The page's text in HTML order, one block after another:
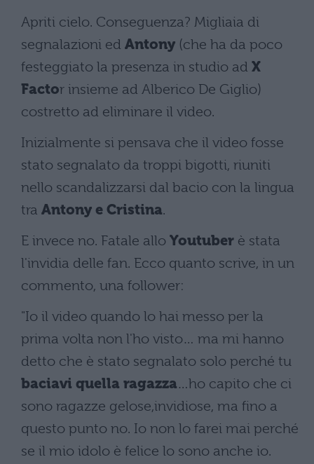
Apriti cielo. Conseguenza? Migliaia di
segnalazioni ed Antony (che ha da poco
festeggiato la presenza in studio ad X
Factor insieme ad Alberico De Giglio)
costretto ad eliminare il video.
Inizialmente si pensava che il video fosse
stato segnalato da troppi bigotti, riuniti
nello scandalizzarsi dal bacio con la lingua
tra Antony e Cristina.
E invece no. Fatale allo Youtuber è stata
l'invidia delle fan. Ecco quanto scrive, in un
commento, una follower:
"Io il video quando lo hai messo per la
prima volta non l'ho visto… ma mi hanno
detto che è stato segnalato solo perché tu
baciavi quella ragazza…ho capito che ci
sono ragazze gelose,invidiose, ma fino a
questo punto no. Io non lo farei mai perché
se il mio idolo è felice lo sono anche io.